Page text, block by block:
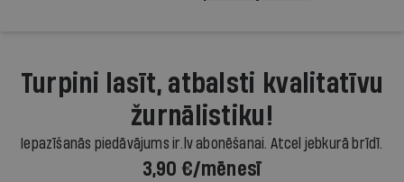
Turpini lasīt, atbalsti kvalitatīvu
žurnālistiku!
Iepazīšanās piedāvājums ir.lv abonēšanai. Atcel jebkurā brīdī.
3,90 €/mēnesī